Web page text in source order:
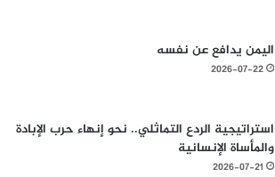
اليمن يدافع عن نفسه
2026-07-22
استراتيجية الردع التماثلي.. نحو إنهاء حرب الإبادة
والمأساة الإنسانية
2026-07-21